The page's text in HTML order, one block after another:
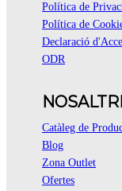
Política de
Política de
Declaració
ODR
Catàleg de
Blog
Zona Outlet
Ofertes